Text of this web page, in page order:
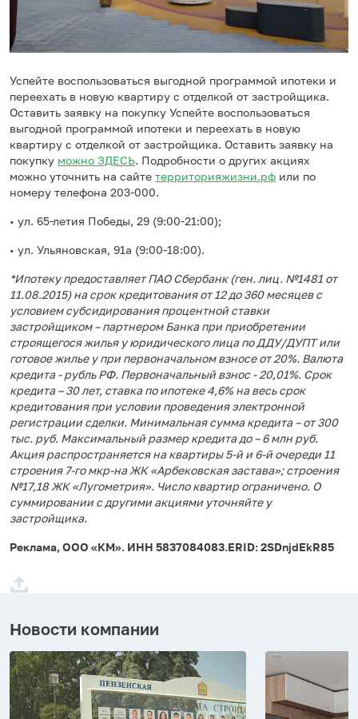
Успейте воспользоваться выгодной программой ипотеки и
переехать в новую квартиру с отделкой от застройщика.
Оставить заявку на покупку Успейте воспользоваться
выгодной программой ипотеки и переехать в новую
квартиру с отделкой от застройщика. Оставить заявку на
покупку можно ЗДЕСЬ. Подробности о других акциях
можно уточнить на сайте территорияжизни.рф или по
номеру телефона 203-000.
• ул. 65-летия Победы, 29 (9:00-21:00);
• ул. Ульяновская, 91а (9:00-18:00).
*Ипотеку предоставляет ПАО Сбербанк (ген. лиц. №1481 от
11.08.2015) на срок кредитования от 12 до 360 месяцев с
условием субсидирования процентной ставки
застройщиком – партнером Банка при приобретении
строящегося жилья у юридического лица по ДДУ/ДУПТ или
готовое жилье у при первоначальном взносе от 20%. Валюта
кредита - рубль РФ. Первоначальный взнос - 20,01%. Срок
кредита – 30 лет, ставка по ипотеке 4,6% на весь срок
кредитования при условии проведения электронной
регистрации сделки. Минимальная сумма кредита – от 300
тыс. руб. Максимальный размер кредита до – 6 млн руб.
Акция распространяется на квартиры 5-й и 6-й очереди 11
строения 7-го мкр-на ЖК «Арбековская застава»; строения
№17,18 ЖК «Лугометрия». Число квартир ограничено. О
суммировании с другими акциями уточняйте у
застройщика.
Реклама, ООО «КМ». ИНН 5837084083.ERID: 2SDnjdEkR85
Новости компании